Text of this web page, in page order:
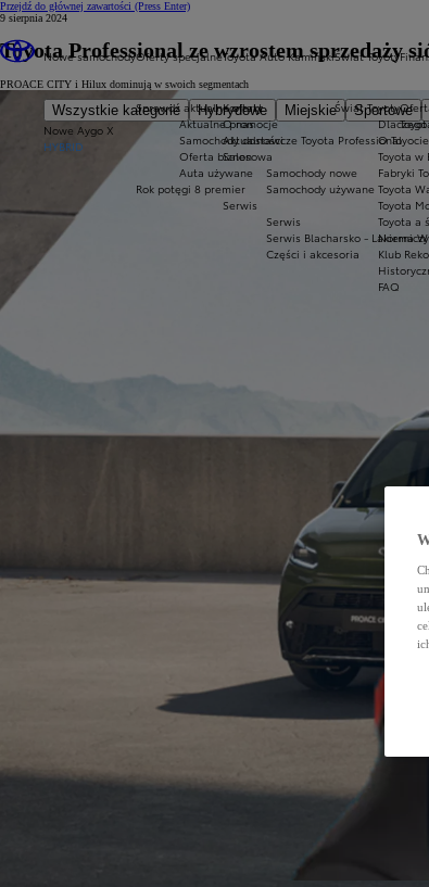
Przejdź do głównej zawartości (Press Enter)
Nowe samochody
Wszystkie kategorie Hybrydowe Miejskie Sportowe
Nowe Aygo X
HYBRID
Oferty specjalne
Sprawdź aktualne oferty
Aktualne promocje
Samochody dostawcze Toyota Professional
Oferta biznesowa
Auta używane
Rok potęgi 8 premier
Toyota Auto Kamiński
Kontakt
O nas
Aktualności
Salon
Samochody nowe
Samochody używane
Serwis
Serwis
Serwis Blacharsko - Lakierniczy
Części i akcesoria
Świat Toyoty
Świat Toyoty
Dlaczego
O Toyocie
Toyota w
Fabryki
Toyota
Toyota
Toyota a
Norma
Klub
FAQ
9 sierpnia 2024
Toyota Professional ze wzrostem sprzedaży
PROACE CITY i Hilux dominują w swoich segmentach